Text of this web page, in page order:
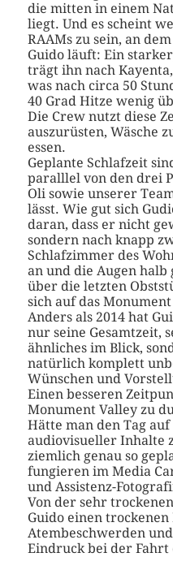
die mitten in einem
liegt. Und es scheint
RAAMs zu sein, an
Guido läuft: Ein
trägt ihn nach
was nach circa 50
40 Grad Hitze wenig
Die Crew nutzt diese
auszurüsten, Wäsche
essen.
Geplante Schlafzeit
paralllel von den drei
Oli sowie unserer
lässt. Wie gut sich
daran, dass er nicht
sondern nach knapp
Schlafzimmer des
an und die Augen halb
über die letzten
sich auf das
Anders als 2014 hat
nur seine Gesamtzeit,
ähnliches im Blick,
natürlich komplett
Wünschen und
Einen besseren
Monument Valley zu
Hätte man den Tag
audiovisueller Inhalte
ziemlich genau so
fungieren im Media
und Assistenz-
Von der sehr
Guido einen
Atembeschwerden
Eindruck bei der Fahrt